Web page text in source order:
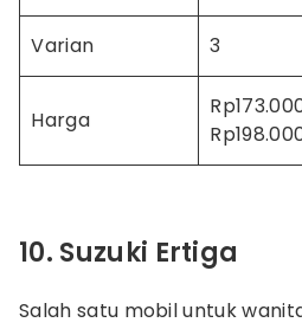
Varian 3
Harga
10. Suzuki Ertiga
Salah satu mobil untuk